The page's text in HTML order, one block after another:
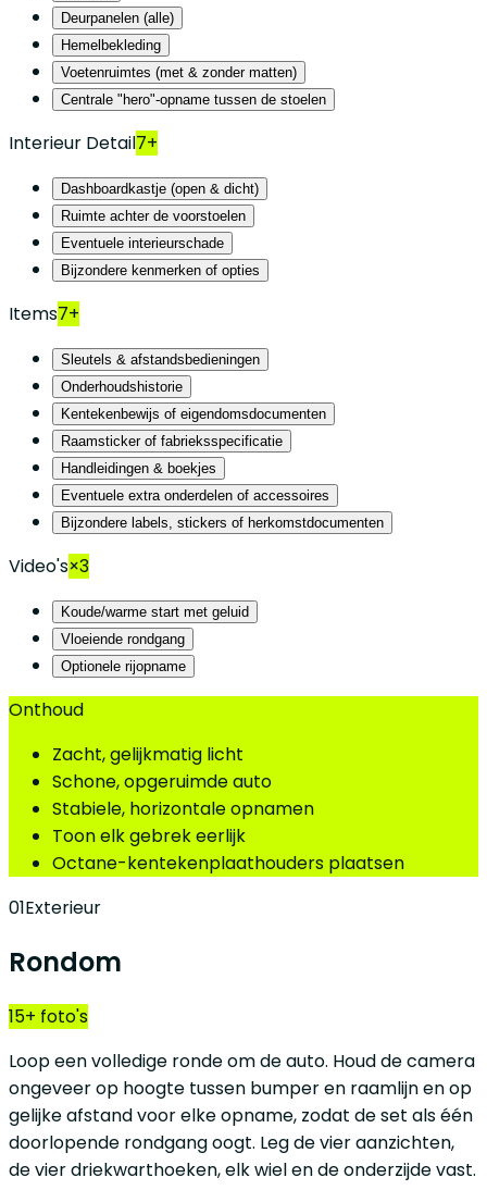
Deurpanelen (alle)
Hemelbekleding
Voetenruimtes (met & zonder matten)
Centrale "hero"-opname tussen de stoelen
Interieur Detail7+
Dashboardkastje (open & dicht)
Ruimte achter de voorstoelen
Eventuele interieurschade
Bijzondere kenmerken of opties
Items7+
Sleutels & afstandsbedieningen
Onderhoudshistorie
Kentekenbewijs of eigendomsdocumenten
Raamsticker of fabrieksspecificatie
Handleidingen & boekjes
Eventuele extra onderdelen of accessoires
Bijzondere labels, stickers of herkomstdocumenten
Video's×3
Koude/warme start met geluid
Vloeiende rondgang
Optionele rijopname
Onthoud
Zacht, gelijkmatig licht
Schone, opgeruimde auto
Stabiele, horizontale opnamen
Toon elk gebrek eerlijk
Octane-kentekenplaathouders plaatsen
01Exterieur
Rondom
15+ foto's
Loop een volledige ronde om de auto. Houd de camera
ongeveer op hoogte tussen bumper en raamlijn en op
gelijke afstand voor elke opname, zodat de set als één
doorlopende rondgang oogt. Leg de vier aanzichten,
de vier driekwarthoeken, elk wiel en de onderzijde vast.